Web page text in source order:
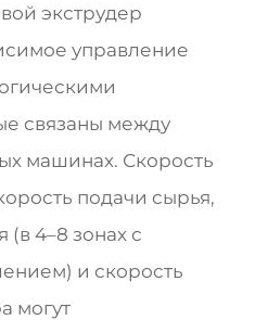
экструдер
управление
связаны между
машинах. Скорость
подачи сырья,
(в 4–8 зонах с
и скорость
могут